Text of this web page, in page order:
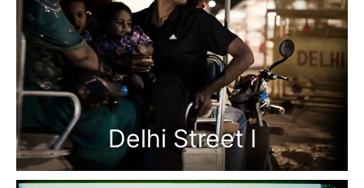
Delhi Street I